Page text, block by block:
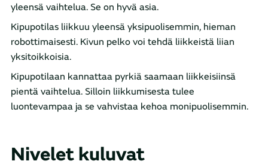
yleensä vaihtelua. Se on hyvä asia.
Kipupotilas liikkuu yleensä yksipuolisemmin, hieman
robottimaisesti. Kivun pelko voi tehdä liikkeistä liian
yksitoikkoisia.
Kipupotilaan kannattaa pyrkiä saamaan liikkeisiinsä
pientä vaihtelua. Silloin liikkumisesta tulee
luontevampaa ja se vahvistaa kehoa monipuolisemmin.
Nivelet kuluvat